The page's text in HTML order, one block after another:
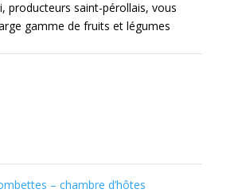
producteurs saint-pérollais, vous
gamme de fruits et légumes
– chambre d’hôtes